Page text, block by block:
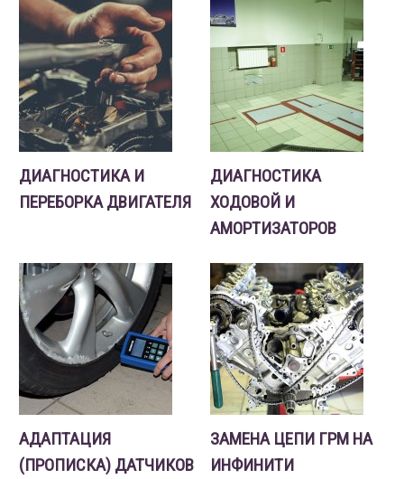
ДИАГНОСТИКА И
ПЕРЕБОРКА ДВИГАТЕЛЯ
ДИАГНОСТИКА
ХОДОВОЙ И
АМОРТИЗАТОРОВ
АДАПТАЦИЯ
(ПРОПИСКА) ДАТЧИКОВ
ЗАМЕНА ЦЕПИ ГРМ НА
ИНФИНИТИ